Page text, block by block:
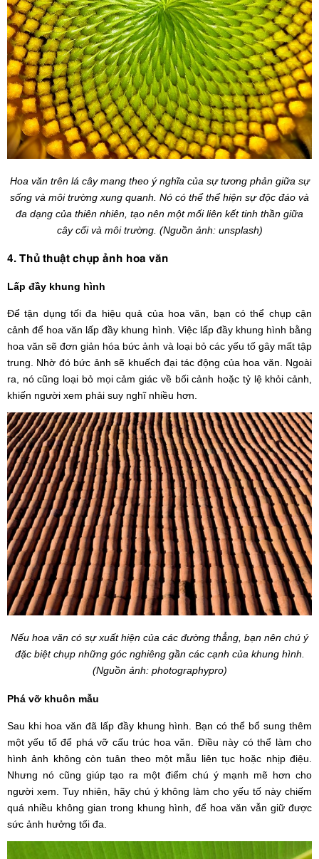
Hoa văn trên lá cây mang theo ý nghĩa của sự tương phản giữa sự
sống và môi trường xung quanh. Nó có thể thể hiện sự độc đáo và
đa dạng của thiên nhiên, tạo nên một mối liên kết tinh thần giữa
cây cối và môi trường. (Nguồn ảnh: unsplash)
4. Thủ thuật chụp ảnh hoa văn
Lấp đầy khung hình
Để tận dụng tối đa hiệu quả của hoa văn, bạn có thể chụp cận
cảnh để hoa văn lấp đầy khung hình. Việc lấp đầy khung hình bằng
hoa văn sẽ đơn giản hóa bức ảnh và loại bỏ các yếu tố gây mất tập
trung. Nhờ đó bức ảnh sẽ khuếch đại tác động của hoa văn. Ngoài
ra, nó cũng loại bỏ mọi cảm giác về bối cảnh hoặc tỷ lệ khỏi cảnh,
khiến người xem phải suy nghĩ nhiều hơn.
Nếu hoa văn có sự xuất hiện của các đường thẳng, bạn nên chú ý
đặc biệt chụp những góc nghiêng gần các cạnh của khung hình.
(Nguồn ảnh: photographypro)
Phá vỡ khuôn mẫu
Sau khi hoa văn đã lấp đầy khung hình. Bạn có thể bổ sung thêm
một yếu tố để phá vỡ cấu trúc hoa văn. Điều này có thể làm cho
hình ảnh không còn tuân theo một mẫu liên tục hoặc nhịp điệu.
Nhưng nó cũng giúp tạo ra một điểm chú ý mạnh mẽ hơn cho
người xem. Tuy nhiên, hãy chú ý không làm cho yếu tố này chiếm
quá nhiều không gian trong khung hình, để hoa văn vẫn giữ được
sức ảnh hưởng tối đa.